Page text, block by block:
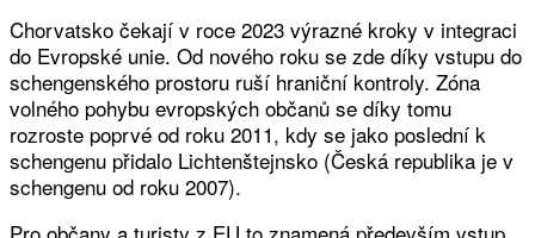
Chorvatsko čekají v roce 2023 výrazné kroky v integraci
do Evropské unie. Od nového roku se zde díky vstupu do
schengenského prostoru ruší hraniční kontroly. Zóna
volného pohybu evropských občanů se díky tomu
rozroste poprvé od roku 2011, kdy se jako poslední k
schengenu přidalo Lichtenštejnsko (Česká republika je v
schengenu od roku 2007).